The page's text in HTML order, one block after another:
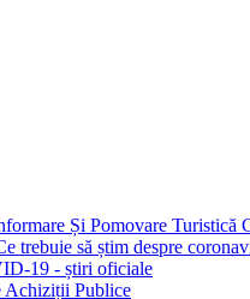
Și Pomovare Turistică
trebuie să știm despre
19 - știri oficiale
Achiziții Publice